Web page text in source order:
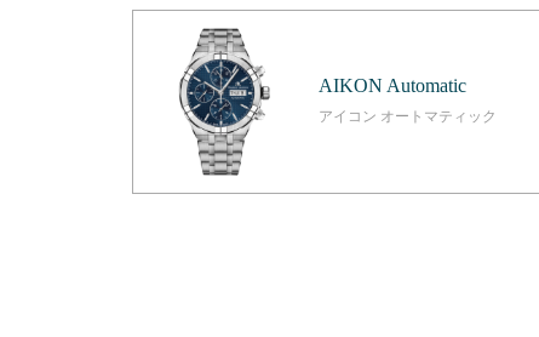
AIKON Automatic
アイコン オートマティック